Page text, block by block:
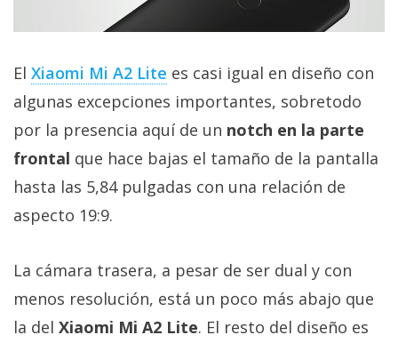
El Xiaomi Mi A2 Lite es casi igual en diseño con
algunas excepciones importantes, sobretodo
por la presencia aquí de un notch en la parte
frontal que hace bajas el tamaño de la pantalla
hasta las 5,84 pulgadas con una relación de
aspecto 19:9.
La cámara trasera, a pesar de ser dual y con
menos resolución, está un poco más abajo que
la del Xiaomi Mi A2 Lite. El resto del diseño es